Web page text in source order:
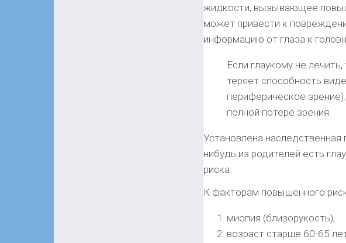
жидкости, вызывающее
может привести к
информацию от глаза к
Если глаукому не
теряет способность
периферическое
полной потере зрения.
Установлена наследственная
нибудь из родителей есть
риска.
К факторам повышенного
миопия (близорукость),
возраст старше 60-65